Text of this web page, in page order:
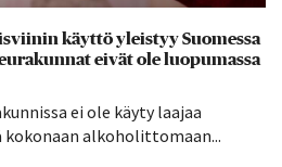
käyttö yleistyy Suomessa
eivät ole luopumassa
ei ole käyty laajaa
alkoholittomaan...